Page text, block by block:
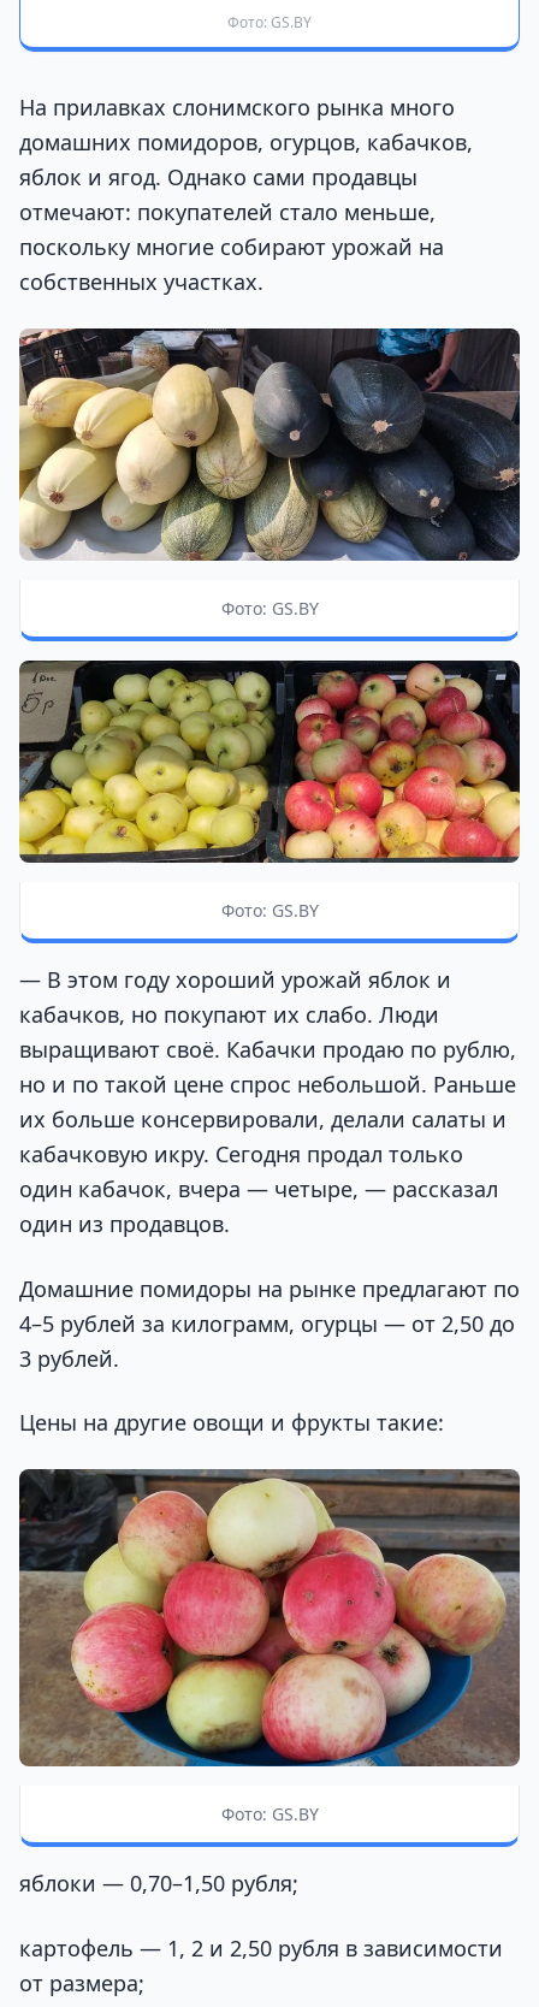
Фото: GS.BY
На прилавках слонимского рынка много
домашних помидоров, огурцов, кабачков,
яблок и ягод. Однако сами продавцы
отмечают: покупателей стало меньше,
поскольку многие собирают урожай на
собственных участках.
Фото: GS.BY
Фото: GS.BY
— В этом году хороший урожай яблок и
кабачков, но покупают их слабо. Люди
выращивают своё. Кабачки продаю по рублю,
но и по такой цене спрос небольшой. Раньше
их больше консервировали, делали салаты и
кабачковую икру. Сегодня продал только
один кабачок, вчера — четыре, — рассказал
один из продавцов.
Домашние помидоры на рынке предлагают по
4–5 рублей за килограмм, огурцы — от 2,50 до
3 рублей.
Цены на другие овощи и фрукты такие:
Фото: GS.BY
яблоки — 0,70–1,50 рубля;
картофель — 1, 2 и 2,50 рубля в зависимости
от размера;